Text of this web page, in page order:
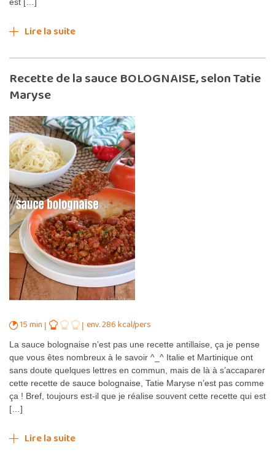
Lire la suite
Recette de la sauce BOLOGNAISE, selon Tatie
Maryse
15 min env. 286 kcal/pers
La sauce bolognaise n’est pas une recette antillaise, ça je pense
que vous êtes nombreux à le savoir ^_^ Italie et Martinique ont
sans doute quelques lettres en commun, mais de là à s’accaparer
cette recette de sauce bolognaise, Tatie Maryse n’est pas comme
ça ! Bref, toujours est-il que je réalise souvent cette recette qui est
[…]
Lire la suite